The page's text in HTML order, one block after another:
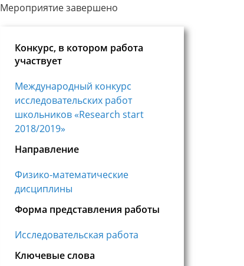
Мероприятие завершено
Конкурс, в котором работа
участвует
Международный конкурс
исследовательских работ
школьников «Research start
2018/2019»
Направление
Физико-математические
дисциплины
Форма представления работы
Исследовательская работа
Ключевые слова